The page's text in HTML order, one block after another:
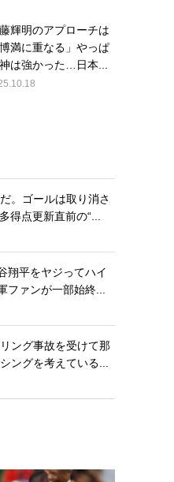
藤輝明のアプローチは
満に重なる」やっぱ
は強かった…日本...
。ゴールは取り消さ
得点更新直前の“...
翔平をヤジってハイ
ファンが一部始終...
ング事故を受けて那
ングを考えている...